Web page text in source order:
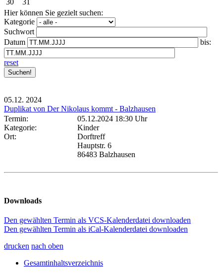
30
31
Hier können Sie gezielt suchen:
Kategorie
Suchwort
Datum
bis:
reset
05.12. 2024
Duplikat von Der Nikolaus kommt - Balzhausen
Termin:
05.12.2024 18:30 Uhr
Kategorie:
Kinder
Ort:
Dorftreff
Hauptstr. 6
86483 Balzhausen
Downloads
Den gewählten Termin als VCS-Kalenderdatei downloaden
Den gewählten Termin als iCal-Kalenderdatei downloaden
drucken nach oben
Gesamtinhaltsverzeichnis